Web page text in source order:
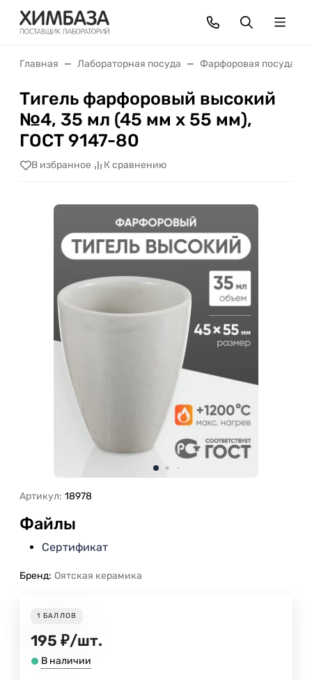
Главная Лабораторная посуда Фарфоровая посуда
Тигель фарфоровый высокий
№4, 35 мл (45 мм х 55 мм),
ГОСТ 9147-80
В избранное К сравнению
Артикул: 18978
Файлы
Сертификат
Бренд: Оятская керамика
1 БАЛЛОВ
195 ₽/шт.
В наличии